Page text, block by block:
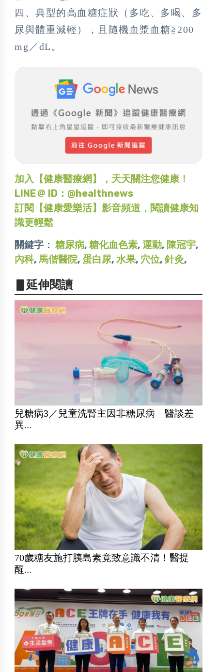
四、典型的高血糖症狀（多吃、多喝、多
尿與體重減輕），且隨機血漿血糖≧200
mg／dL。
加入【健康醫療網】，天天關注您健康！
LINE＠ ID：@healthnews
訂閱【健康愛樂活】影音頻道，閱讀健康知
識更輕鬆
關鍵字： 糖尿病, 糖化血色素, 運動, 陳冠宇,
內科, 馬偕醫院, 蛋白尿, 水果, 穴位, 針灸,
▋延伸閱讀
兒糖病3／兒童洗腎主因非糖尿病 醫談差
異...
70歲糖友施打胰島素竟致意識不清！醫提
醒...